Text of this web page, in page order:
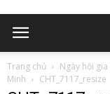
Trang chủ
Ngày hội
Minh
CHT_7117_resize